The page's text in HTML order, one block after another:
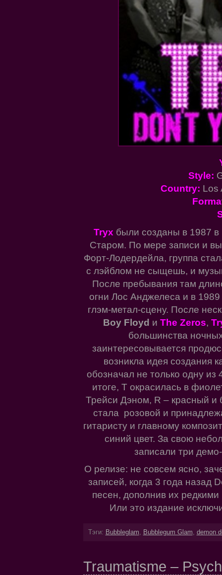
Style:
Country: Los
Tryx были созданы в 1987
Старом. По мере записи и
Форт-Лодердейла, группа
с лэйблом не сыщешь, и
После пребывания там
огни Лос Анджелеса и в
глэм-метал-сцену. После
Boy Floyd и The Zeros,
большинства
заинтересовывается
возникла идея создания
обозначал не только одну из
итоге, T окрасилась в
Трейси Дэном, R – красный и
стала розовой и
гитаристу и главному
синий цвет. За свою
записали три демо-
О релизе: не совсем ясно,
записей, когда 3 года назад
песен, дополнив их
Или это издание
Тэги: Bubbleglam Bubblegum Glam demon
Traumatisme –